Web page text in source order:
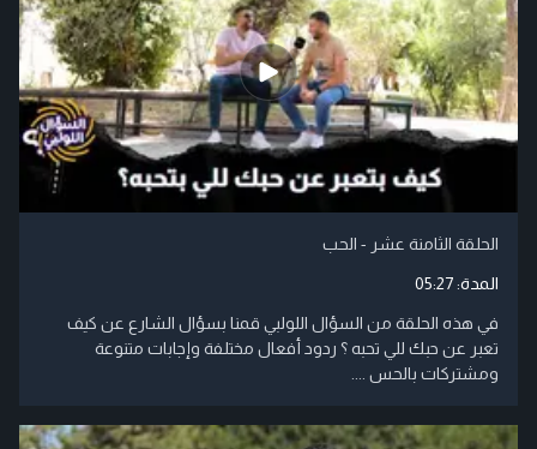
الحلقة الثامنة عشر - الحب
المدة:05:27
في هذه الحلقة من السؤال اللولبي قمنا بسؤال الشارع عن كيف
تعبر عن حبك للي تحبه ؟ ردود أفعال مختلفة وإجابات متنوعة
ومشتركات بالحس ....